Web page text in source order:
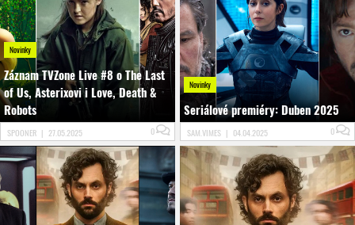
RECENZE
EPIZODY
KULT
TRAILERY
GALERIE
DISKUZE
STATISTIKY
TIRÁŽ
Novinky
Záznam TVZone Live #8 o The Last
of Us, Asterixovi i Love, Death &
Robots
SPOONER | 27.05.2025 0
Novinky
Seriálové premiéry: Duben 2025
SAM.VIMES | 04.04.2025 0